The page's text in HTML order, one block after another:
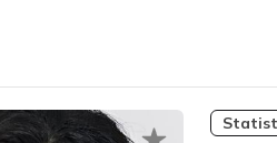
Statist